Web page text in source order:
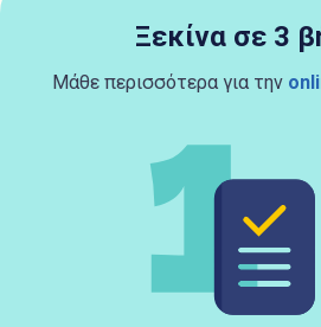
Ξεκίνα σε 3
Μάθε περισσότερα για την